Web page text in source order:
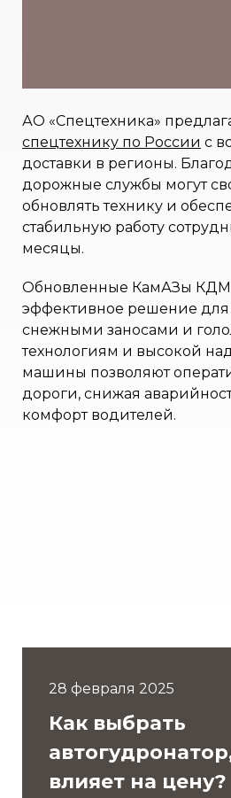
АО «Спецтехника»
спецтехнику по России с
доставки в регионы.
дорожные службы могут
обновлять технику и
стабильную работу
месяцы.
Обновленные КамАЗы КДМ
эффективное решение для
снежными заносами и
технологиям и высокой
машины позволяют
дороги, снижая
комфорт водителей.
28 февраля 2025
Как выбрать
влияет на цену?